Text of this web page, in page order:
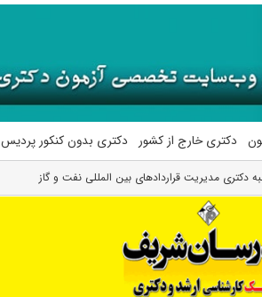
دکتری خارج از کشور دکتری بدون کنکور پردیس
دکتری مدیریت قراردادهای بین المللی نفت و گاز